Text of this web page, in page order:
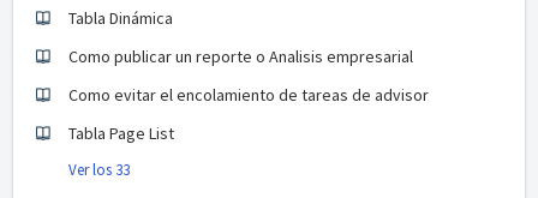
Tabla Dinámica
Como publicar un reporte o Analisis empresarial
Como evitar el encolamiento de tareas de advisor
Tabla Page List
Ver los 33